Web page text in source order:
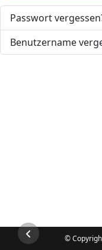
Passwort
Benutzername
©